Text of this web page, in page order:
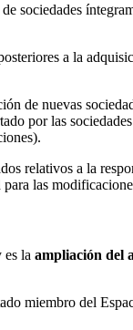
sociedades
a la
de nuevas
por las
relativos a la
las
es la ampliación del
miembro del